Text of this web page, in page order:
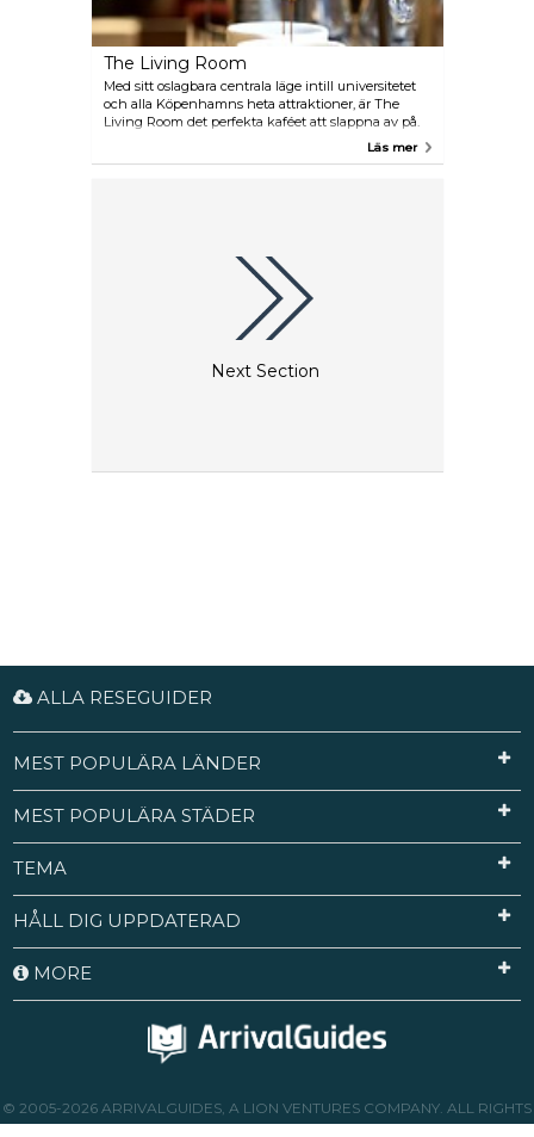
The Living Room
Med sitt oslagbara centrala läge intill universitetet
och alla Köpenhamns heta attraktioner, är The
Living Room det perfekta kaféet att slappna av på.
Genom att sammanföra det bästa av två världar -
Läs mer
Next Section
ALLA RESEGUIDER
MEST POPULÄRA LÄNDER
MEST POPULÄRA STÄDER
TEMA
HÅLL DIG UPPDATERAD
MORE
© 2005-2026 ARRIVALGUIDES, A LION VENTURES COMPANY. ALL RIGHTS
RESERVED.